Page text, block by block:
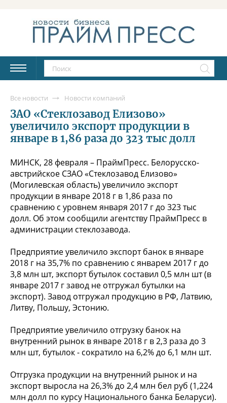
Все новости Новости компаний
ЗАО «Стеклозавод Елизово»
увеличило экспорт продукции в
январе в 1,86 раза до 323 тыс долл
МИНСК, 28 февраля – ПраймПресс. Белорусско-
австрийское СЗАО «Стеклозавод Елизово»
(Могилевская область) увеличило экспорт
продукции в январе 2018 г в 1,86 раза по
сравнению с уровнем января 2017 г до 323 тыс
долл. Об этом сообщили агентству ПраймПресс в
администрации стеклозавода.
Предприятие увеличило экспорт банок в январе
2018 г на 35,7% по сравнению с январем 2017 г до
3,8 млн шт, экспорт бутылок составил 0,5 млн шт (в
январе 2017 г завод не отгружал бутылки на
экспорт). Завод отгружал продукцию в РФ, Латвию,
Литву, Польшу, Эстонию.
Предприятие увеличило отгрузку банок на
внутренний рынок в январе 2018 г в 2,3 раза до 3
млн шт, бутылок - сократило на 6,2% до 6,1 млн шт.
Отгрузка продукции на внутренний рынок и на
экспорт выросла на 26,3% до 2,4 млн бел руб (1,224
млн долл по курсу Национального банка Беларуси).